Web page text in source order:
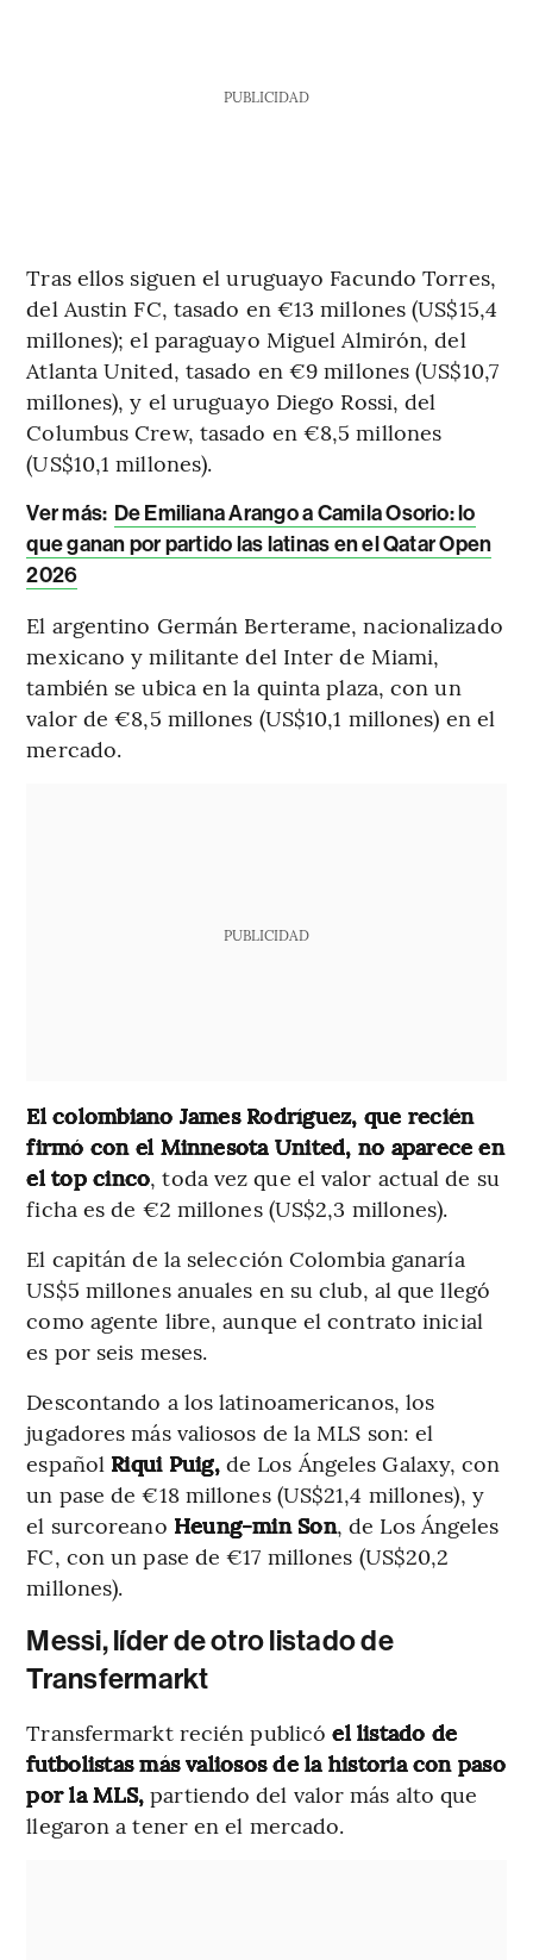
PUBLICIDAD
Tras ellos siguen el uruguayo Facundo Torres,
del Austin FC, tasado en €13 millones (US$15,4
millones); el paraguayo Miguel Almirón, del
Atlanta United, tasado en €9 millones (US$10,7
millones), y el uruguayo Diego Rossi, del
Columbus Crew, tasado en €8,5 millones
(US$10,1 millones).
Ver más: De Emiliana Arango a Camila Osorio: lo
que ganan por partido las latinas en el Qatar Open
2026
El argentino Germán Berterame, nacionalizado
mexicano y militante del Inter de Miami,
también se ubica en la quinta plaza, con un
valor de €8,5 millones (US$10,1 millones) en el
mercado.
PUBLICIDAD
El colombiano James Rodríguez, que recién
firmó con el Minnesota United, no aparece en
el top cinco, toda vez que el valor actual de su
ficha es de €2 millones (US$2,3 millones).
El capitán de la selección Colombia ganaría
US$5 millones anuales en su club, al que llegó
como agente libre, aunque el contrato inicial
es por seis meses.
Descontando a los latinoamericanos, los
jugadores más valiosos de la MLS son: el
español Riqui Puig,de Los Ángeles Galaxy, con
un pase de €18 millones (US$21,4 millones), y
el surcoreano Heung-min Son, de Los Ángeles
FC, con un pase de €17 millones (US$20,2
millones).
Messi, líder de otro listado de
Transfermarkt
Transfermarkt recién publicóel listado de
futbolistas más valiosos de la historia con paso
por la MLS,partiendo del valor más alto que
llegaron a tener en el mercado.